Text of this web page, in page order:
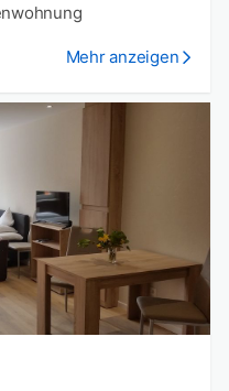
Mehr anzeigen